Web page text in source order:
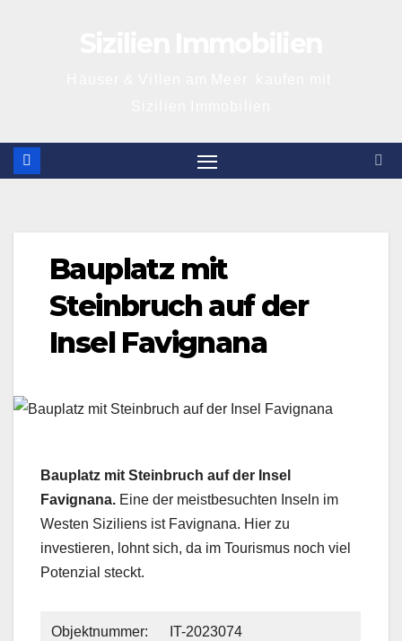
Bauplatz mit
Steinbruch auf der
Insel Favignana
Bauplatz mit Steinbruch auf der Insel
Favignana. Eine der meistbesuchten Inseln im
Westen Siziliens ist Favignana. Hier zu
investieren, lohnt sich, da im Tourismus noch viel
Potenzial steckt.
Objektnummer: IT-2023074